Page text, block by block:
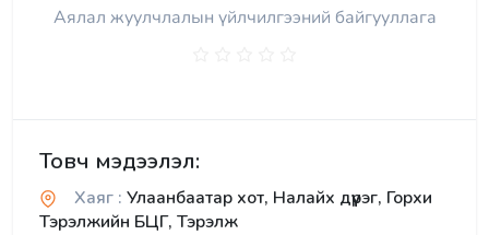
Аялал жуулчлалын үйлчилгээний байгууллага
Товч мэдээлэл:
Хаяг : Улаанбаатар хот, Налайх дүүрэг, Горхи
Тэрэлжийн БЦГ, Тэрэлж